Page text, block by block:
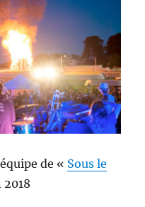
de « Sous le